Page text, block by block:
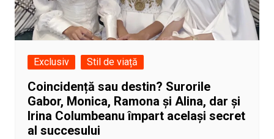
Exclusiv Stil de viață
Coincidență sau destin? Surorile
Gabor, Monica, Ramona și Alina, dar și
Irina Columbeanu împart același secret
al succesului